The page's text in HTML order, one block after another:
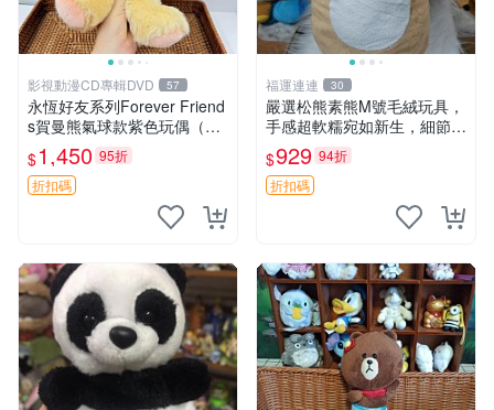
影視動漫CD專輯DVD 57
永恆好友系列Forever Friend
s賀曼熊氣球款紫色玩偶（鼻
子稍有磨損） 中古玩具 氣球
熊 玩偶
$1,450 95折
折扣碼
福運連連 30
嚴選松熊素熊M號毛絨玩具，
手感超軟糯宛如新生，細節精
緻完美無瑕，推薦送禮或珍
藏，中古狀態保養得宜。 松
熊 素熊 毛絨doll
$929 94折
折扣碼